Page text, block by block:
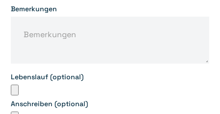
Bemerkungen
Lebenslauf (optional)
Anschreiben (optional)